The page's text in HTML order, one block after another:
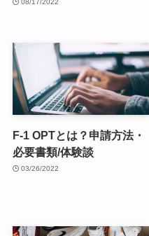
F-1 OPTとは？申請方法・
必要書類/体験談
03/26/2022